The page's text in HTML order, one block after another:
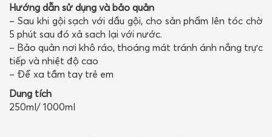
Hướng dẫn sử dụng và bảo quản
– Sau khi gội sạch với dầu gội, cho sản phẩm lên tóc chờ
5 phút sau đó xả sach lại với nước.
– Bảo quản nơi khô ráo, thoáng mát tránh ánh nắng trực
tiếp và nhiệt độ cao
– Để xa tầm tay trẻ em
Dung tích
250ml/ 1000ml